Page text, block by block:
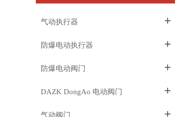
气动执行器 +
防爆电动执行器 +
防爆电动阀门 +
DAZK DongAo 电动阀门 +
气动阀门 +